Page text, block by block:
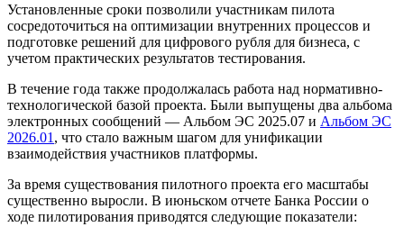
Установленные сроки позволили участникам пилота
сосредоточиться на оптимизации внутренних процессов и
подготовке решений для цифрового рубля для бизнеса, с
учетом практических результатов тестирования.
В течение года также продолжалась работа над нормативно-
технологической базой проекта. Были выпущены два альбома
электронных сообщений — Альбом ЭС 2025.07 и Альбом ЭС
2026.01 , что стало важным шагом для унификации
взаимодействия участников платформы.
За время существования пилотного проекта его масштабы
существенно выросли. В июньском отчете Банка России о
ходе пилотирования приводятся следующие показатели: